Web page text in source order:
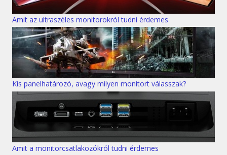
Amit az ultraszéles monitorokról tudni érdemes
Kis panelhatározó, avagy milyen monitort válasszak?
Amit a monitorcsatlakozókról tudni érdemes